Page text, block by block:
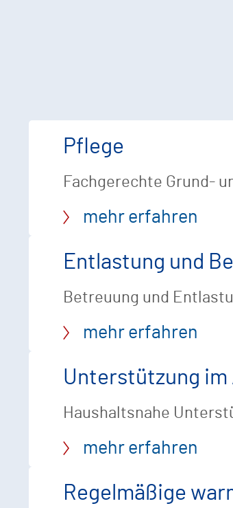
Pflege
Fachgerechte Grund-
mehr erfahren
Entlastung und
Betreuung und
mehr erfahren
Unterstützung im
Haushaltsnahe
mehr erfahren
Regelmäßige